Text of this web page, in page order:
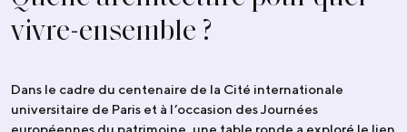
vivre-ensemble ?
Dans le cadre du centenaire de la Cité internationale
universitaire de Paris et à l’occasion des Journées